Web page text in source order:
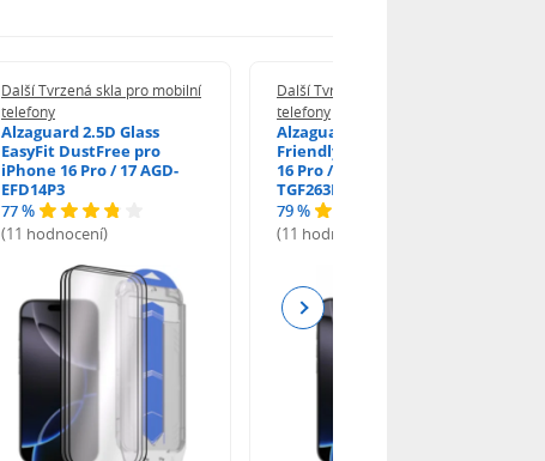
Další Tvrzená skla pro mobilní
telefony
Alzaguard 2.5D Glass
EasyFit DustFree pro
iPhone 16 Pro / 17 AGD-
EFD14P3
77 %
(11 hodnocení)
Další Tvrzená skla pro mobilní
telefony
Alzaguard 2.5D Case
Friendly Glass pro iPhone
16 Pro / 17 / 17 Pro AGD-
TGF263P2
79 %
(11 hodnocení)
Next